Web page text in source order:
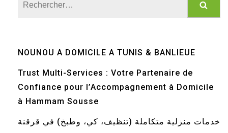
NOUNOU A DOMICILE A TUNIS & BANLIEUE
Trust Multi-Services : Votre Partenaire de
Confiance pour l’Accompagnement à Domicile
à Hammam Sousse
خدمات منزلية متكاملة (تنظيف، كي، وطبخ) في قرقنة